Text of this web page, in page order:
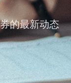
的最新动态